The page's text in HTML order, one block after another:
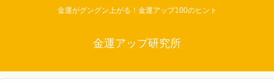
金運がグングン上がる！金運アップ100のヒント
金運アップ研究所